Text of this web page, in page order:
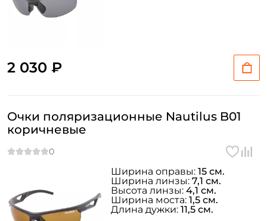
2 030 ₽
Очки поляризационные Nautilus B01
коричневые
Ширина оправы: 15 см.
Ширина линзы: 7,1 см.
Высота линзы: 4,1 см.
Ширина моста: 1,5 см.
Длина дужки: 11,5 см.